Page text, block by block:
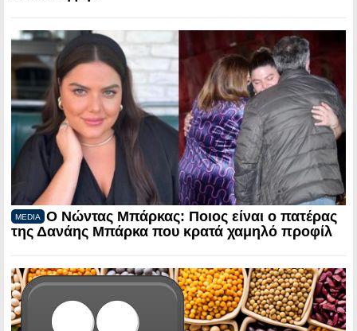
MEDIA
Ο Νώντας Μπάρκας: Ποιος είναι ο πατέρας
της Δανάης Μπάρκα που κρατά χαμηλό προφίλ